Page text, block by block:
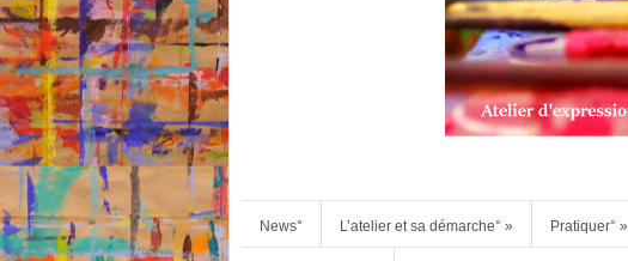
News° L’atelier et sa démarche° » Pratiquer° »